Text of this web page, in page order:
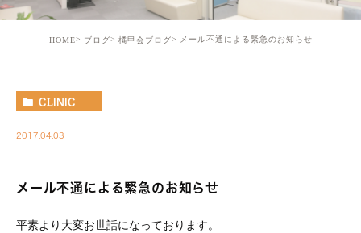
HOME ブログ 橘甲会ブログ メール不通による緊急のお知らせ
CLINIC
2017.04.03
メール不通による緊急のお知らせ
平素より大変お世話になっております。